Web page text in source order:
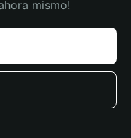
mismo!